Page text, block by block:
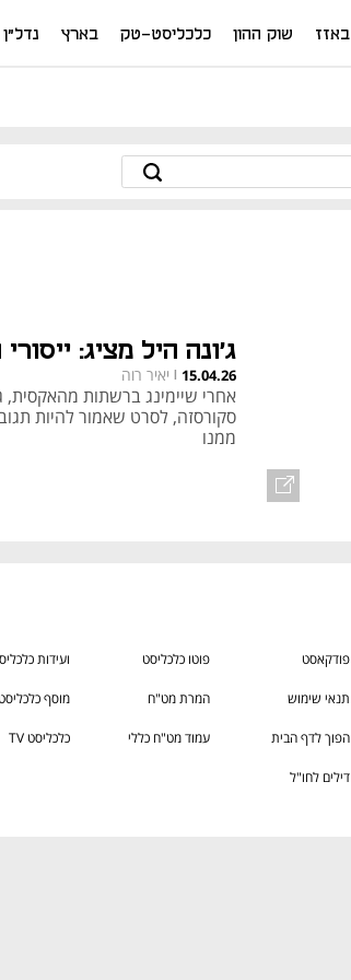
באזז שוק ההון כלכליסט-טק בארץ נדל"ן
ג'ונה היל מציג:
15.04.26
| יאיר רוה
אחרי שיימינג ברשתות מהאקסית,
סקורסזה, לסרט שאמור להיות
ממנו
פודקאסט פוטו כלכליסט ועידות
תנאי שימוש המרת מט"ח מוסף
הפוך לדף הבית עמוד מט"ח כללי כלכליסט TV
דילים לחו"ל